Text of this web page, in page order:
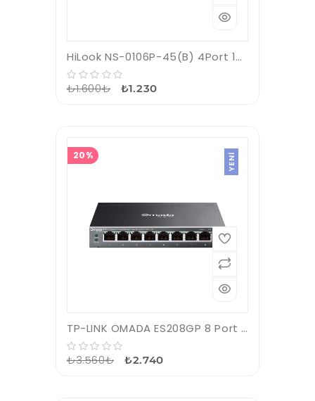
HiLook NS-0106P-45(B) 4Port 10/100 Mbps PoE+ 2x10/100 RJ45 Switch
₺1.600₺ ₺1.230
20% YENI
TP-LINK OMADA ES208GP 8 Port Gigabit 8 Port POE+ Kolay Yönetilebilir Desktop Swıtch
₺3.560₺ ₺2.740